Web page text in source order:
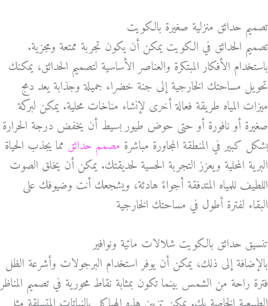
تصميم حدائق منزلية صغيرة بالكويت
تصميم الحدائق في الكويت يمكن أن يكون تجربة ممتعة ومجزية.
باستخدام الأفكار المبتكرة والعناصر الأساسية لتصميم الحدائق، يمكنك
تحويل مساحتك الخارجية إلى جنة خضراء جميلة وجذابة يعد دمج
ميزات المياه طريقة فعالة أخرى لإنشاء مناخات محلية. يمكن لبركة
صغيرة أو نافورة أو حتى حوض طيور بسيط أن يخفض درجة الحرارة
بشكل كبير في المنطقة المجاورة مباشرة مصمم حدائق مما يجذب الحياة
البرية المحلية ويعزز التجربة الحسية لحديقتك. يمكن أن يخلق الصوت
اللطيف للمياه المتدفقة أجواءً هادئة، ويشجعك أنت وضيوفك على
البقاء لفترة أطول في مساحتك الخارجية
تنسيق حدائق بالكويت شلالات مائية ونوافير
بالإضافة إلى ذلك، يمكن أن يوفر استخدام البرجولات وأشرعة الظل
فترة راحة من الشمس بينما تكون بمثابة نقاط محورية في تصميم المناظر